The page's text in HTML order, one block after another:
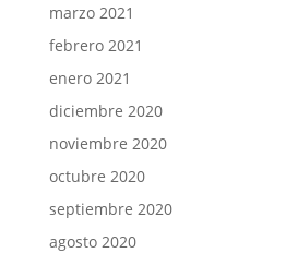
marzo 2021
febrero 2021
enero 2021
diciembre 2020
noviembre 2020
octubre 2020
septiembre 2020
agosto 2020